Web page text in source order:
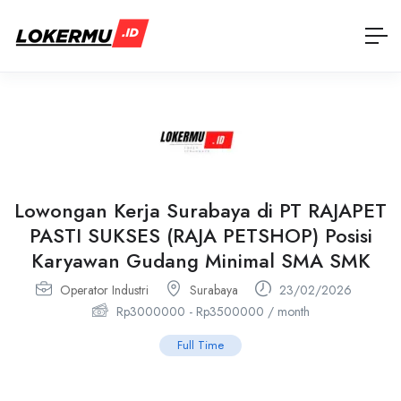
Lowongan Kerja Surabaya di PT RAJAPET
PASTI SUKSES (RAJA PETSHOP) Posisi
Karyawan Gudang Minimal SMA SMK
Operator Industri Surabaya
23/02/2026
Rp3000000 - Rp3500000 / month
Full Time